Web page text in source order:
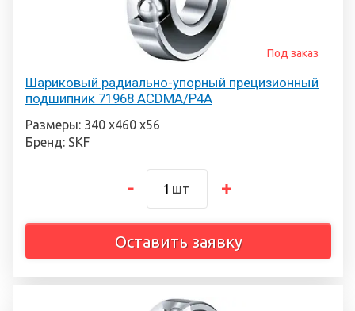
Шариковый радиально-упорный прецизионный
подшипник 71968 ACDMA/P4A
Под заказ
Размеры: 340 х460 х56
Бренд: SKF
шт
Оставить заявку